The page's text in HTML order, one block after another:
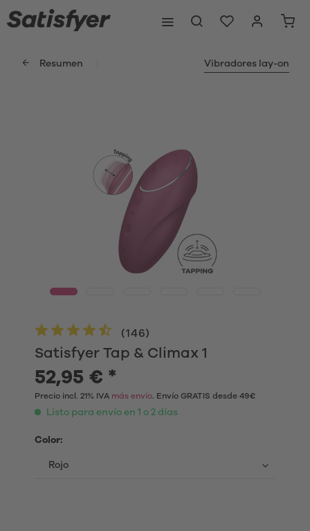
Resumen Vibradores lay-on
Satisfyer Tap & Climax 1
(146)
52,95 € *
Precio incl. 21% IVA más envío. Envío GRATIS desde 49€
Listo para envío en 1 o 2 días
Color: